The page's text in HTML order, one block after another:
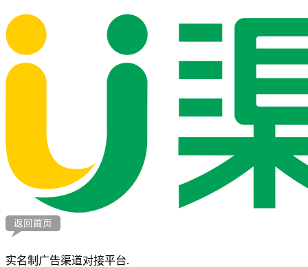
实名制广告渠道对接平台.